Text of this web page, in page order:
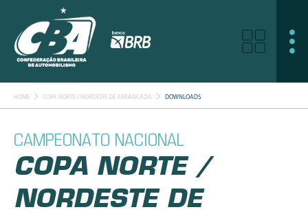
HOME COPA NORTE / NORDESTE DE ARRANCADA DOWNLOADS
CAMPEONATO NACIONAL
COPA NORTE /
NORDESTE DE